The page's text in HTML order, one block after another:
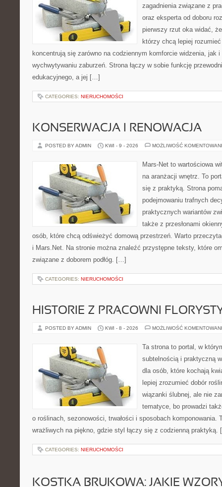
zagadnienia związane z
oraz eksperta od doboru
pierwszy rzut oka widać,
którzy chcą lepiej
koncentrują się zarówno na codziennym komforcie widzenia, jak
wychwytywaniu zaburzeń. Strona łączy w sobie funkcję
edukacyjnego, a jej […]
CATEGORIES: NIERUCHOMOŚCI
KONSERWACJA I RENOWACJA
POSTED BY ADMIN KWI - 9 - 2026 MOŻLIWOŚĆ
Mars-Net to wartościowa
na aranżacji wnętrz. To
się z praktyką. Strona
podejmowaniu trafnych
praktycznych wariantów
także z przesłonami
osób, które chcą odświeżyć domową przestrzeń. Warto
i Mars.Net. Na stronie można znaleźć przystępne teksty, które
związane z doborem podłóg. […]
CATEGORIES: NIERUCHOMOŚCI
HISTORIE Z PRACOWNI
POSTED BY ADMIN KWI - 8 - 2026 MOŻLIWOŚĆ
Ta strona to portal, w
subtelnością i praktyczną
dla osób, które kochają
lepiej zrozumieć dobór
wiązanki ślubnej, ale nie
tematyce, bo prowadzi
o roślinach, sezonowości, trwałości i sposobach komponowania.
wrażliwych na piękno, gdzie styl łączy się z codzienną
CATEGORIES: NIERUCHOMOŚCI
KOSTKA BRUKOWA: JAKIE